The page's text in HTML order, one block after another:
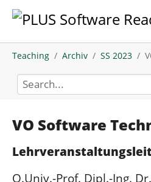
Skip to main content
You are here:
Teaching Archiv SS 2023
VO Software
O.Univ.-Prof. Dipl.-Ing.